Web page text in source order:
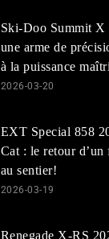
Ski-Doo Summit X
une arme de
à la puissance
2026-03-20
EXT Special 858
Cat : le retour
au sentier!
2026-03-19
Renegade X-RS